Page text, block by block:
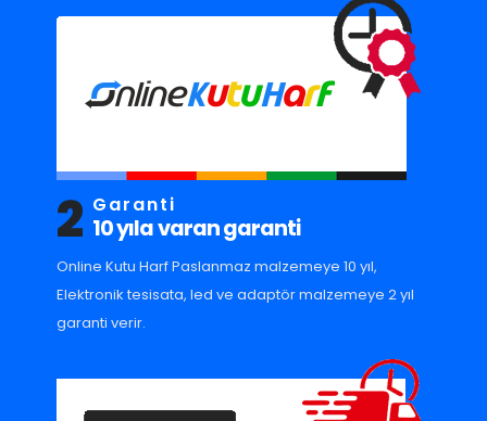
2 Garanti
10 yıla varan garanti
Online Kutu Harf Paslanmaz malzemeye 10 yıl,
Elektronik tesisata, led ve adaptör malzemeye 2 yıl
garanti verir.